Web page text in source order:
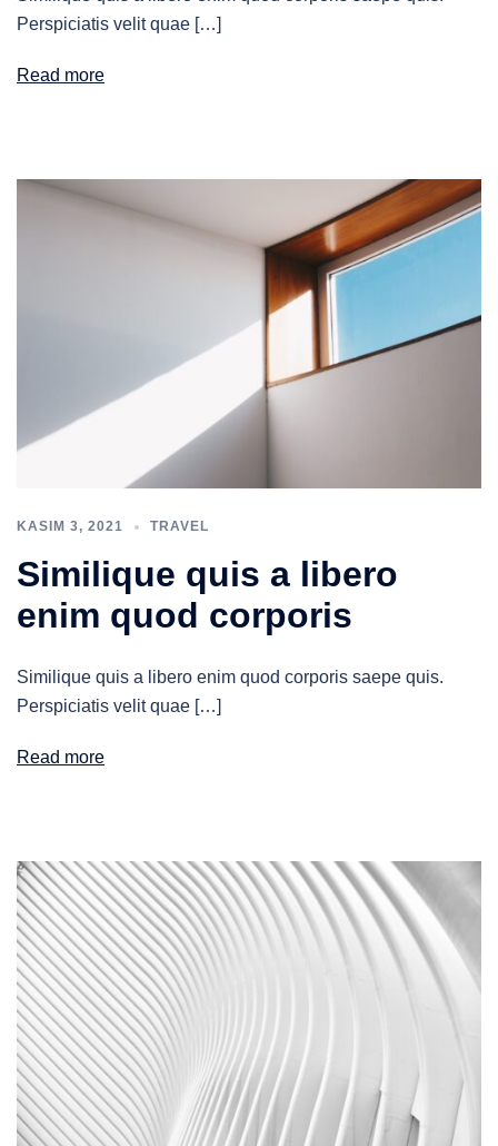
Perspiciatis velit quae […]
Read more
KASIM 3, 2021 TRAVEL
Similique quis a libero
enim quod corporis
Similique quis a libero enim quod corporis saepe quis.
Perspiciatis velit quae […]
Read more